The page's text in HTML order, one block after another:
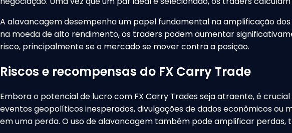
A alavancagem desempenha um papel fundamental na amplificação
na moeda de alto rendimento, os traders podem aumentar
risco, principalmente se o mercado se mover contra a posição.
Riscos e recompensas do FX Carry Trade
Embora o potencial de lucro com FX Carry Trades seja atraente, é
eventos geopolíticos inesperados, divulgações de dados econômicos
em uma perda. O uso de alavancagem também pode amplificar